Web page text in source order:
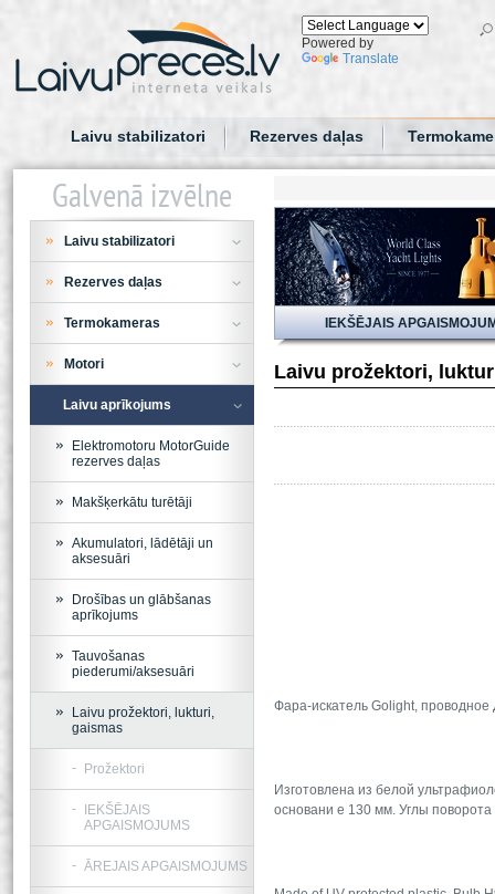
Powered by
Translate
Laivu stabilizatori Rezerves daļas
IEKŠĒJAIS
Laivu prožektori,
Фара-искатель Golight, проводное
Изготовлена из белой
основани е 130 мм. Углы
Galvenā izvēlne
Laivu stabilizatori
Rezerves daļas
Termokameras
Motori
Laivu aprīkojums
Elektromotoru MotorGuide
rezerves daļas
Makšķerkātu turētāji
Akumulatori, lādētāji un
aksesuāri
Drošības un glābšanas
aprīkojums
Tauvošanas
piederumi/aksesuāri
Laivu prožektori, lukturi,
gaismas
Prožektori
IEKŠĒJAIS
APGAISMOJUMS
ĀREJAIS APGAISMOJUMS